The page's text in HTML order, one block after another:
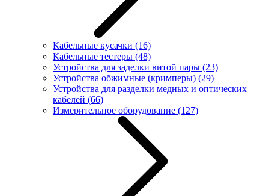
Кабельные кусачки (16)
Кабельные тестеры (48)
Устройства для заделки витой пары (23)
Устройства обжимные (кримперы) (29)
Устройства для разделки медных и оптических
кабелей (66)
Измерительное оборудование (127)